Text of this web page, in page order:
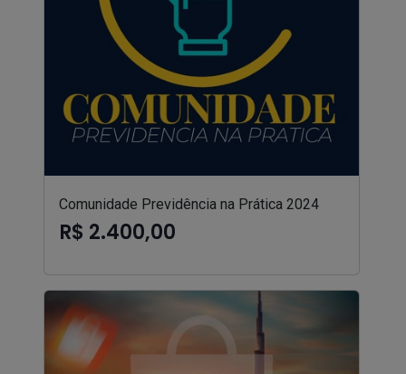
Comunidade Previdência na Prática 2024
R$ 2.400,00